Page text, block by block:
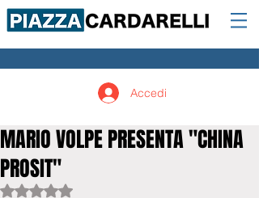
Accedi
MARIO VOLPE PRESENTA "CHINA
PROSIT"
Valutazione NaN stelle su 5.